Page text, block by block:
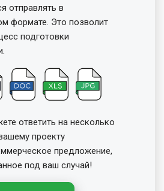
отправлять в
формате. Это позволит
подготовки
ответить на несколько
проекту
предложение,
под ваш случай!